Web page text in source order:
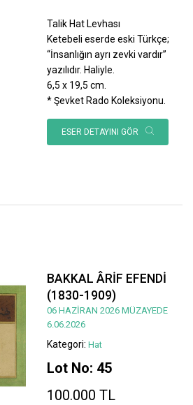
Talik Hat Levhası
Ketebeli eserde eski Türkçe;
“İnsanlığın ayrı zevki vardır”
yazılıdır. Haliyle.
6,5 x 19,5 cm.
* Şevket Rado Koleksiyonu.
ESER DETAYINI GÖR
BAKKAL ÂRİF EFENDİ
(1830-1909)
06 HAZİRAN 2026 MÜZAYEDE
6.06.2026
Kategori: Hat
Lot No: 45
100.000 TL